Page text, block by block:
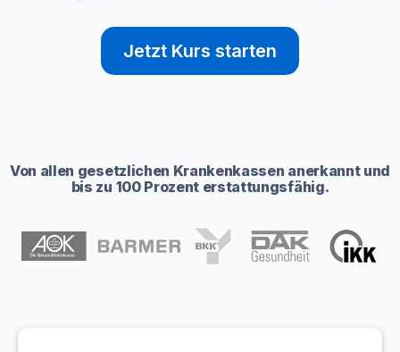
Jetzt Kurs starten
Von allen gesetzlichen Krankenkassen anerkannt und
bis zu 100 Prozent erstattungsfähig.